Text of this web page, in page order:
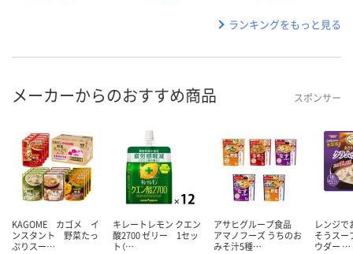
ランキングをもっと見る
メーカーからのおすすめ商品 スポンサー
KAGOME カゴメ イ
ンスタント 野菜たっ
ぷりスー…
キレートレモン クエン
酸2700 ゼリー 1セッ
ト（…
アサヒグループ食品
アマノフーズ うちのお
みそ汁5種…
レンジで
そうスー
ウダー …